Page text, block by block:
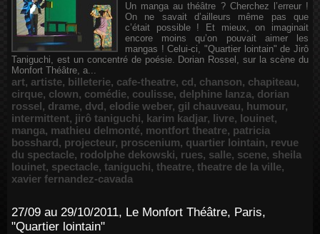
Un manga au théâtre ? Cherchez l’erreur !
On ne savait d’ailleurs même pas que
c’était possible ! Et mieux, on imaginait
encore moins qu’on pouvait aimer les
mangas ! Celui-ci, "Quartier lointain" de Jirô
Taniguchi, est un concentré de poésie. Dorian Rossel, sur la scène du
Monfort Théâtre, a...
art, artiste, billeterie, cafe-theatre, cd, chanson, chapiteau,
cirque, clown, comédie, coulisse, delphine lanza, dorian
rossel, drame, dvd, elodie weber, gil chauveau, humour,
intermittent, jirô taniguchi, karim kadjar, livre, louinet,
manga, mathieu delmonté, montfort theatre, patricia
bosshard, projecteur, proscenium, quartier lointain, revue
du spectacle, rodolphe dekowski, rues, salle, scene, sheila
louinet, spectacle, taniguchi, theatre, theatre de la ville,
xavier fernandez-cavada
27/09 au 29/10/2011, Le Monfort Théâtre, Paris,
"Quartier lointain"